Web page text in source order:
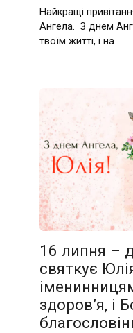
Найкращі
Ангела. З днем
твоїм житті, і на
16 липня –
святкує
здоров’я, і